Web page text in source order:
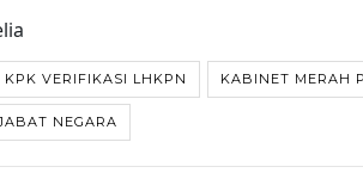
KPK VERIFIKASI LHKPN KABINET MERAH
NEGARA